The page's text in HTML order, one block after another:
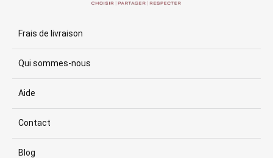
Frais de livraison
Qui sommes-nous
Aide
Contact
Blog